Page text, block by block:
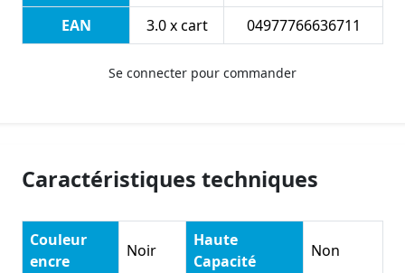
EAN
3.0 x cart 04977766636711
Se connecter pour commander
Caractéristiques techniques
Couleur
encre
Noir
Haute
Capacité
Non